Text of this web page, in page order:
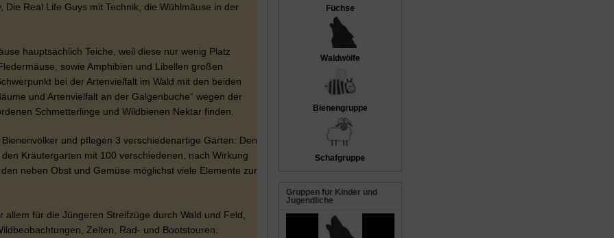
Real Life Guys mit Technik, die Wühlmäuse in der
hauptsächlich Teiche, weil diese nur wenig Platz
sowie Amphibien und Libellen großen
bei der Artenvielfalt im Wald mit den beiden
und Artenvielfalt an der Galgenbuche“ wegen der
Schmetterlinge und Wildbienen Nektar finden.
und pflegen 3 verschiedenartige Gärten: Den
Kräutergarten mit 100 verschiedenen, nach Wirkung
neben Obst und Gemüse möglichst viele Elemente zur
für die Jüngeren Streifzüge durch Wald und Feld,
Zelten, Rad- und Bootstouren.
Füchse
Waldwölfe
Bienengruppe
Schafgruppe
Gruppen für Kinder und
Jugendliche